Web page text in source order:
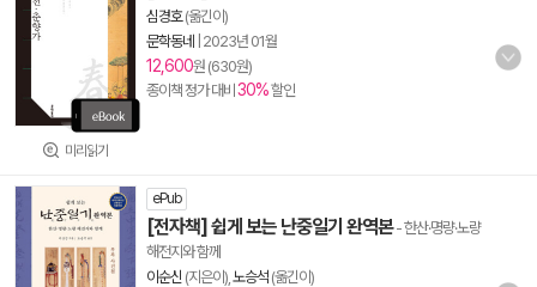
미리읽기
심경호(옮긴이)
문학동네
2023년 01월
12,600원 (630원)
종이책 정가 대비 30%할인
ePub
[전자책] 쉽게 보는 난중일기 완역본- 한산·명량·노량
해전지와 함께
이순신 (지은이), 노승석 (옮긴이)